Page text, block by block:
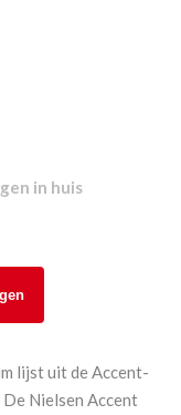
in huis
lijst uit de Accent-
Nielsen Accent